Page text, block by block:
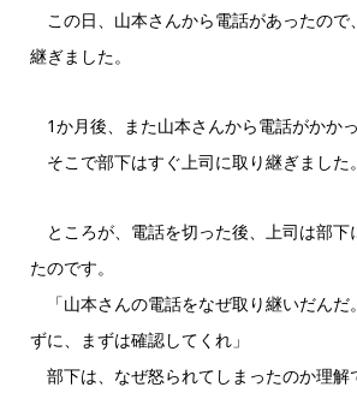
この日、山本さんから電話があったので
継ぎました。
1か月後、また山本さんから電話がかかっ
そこで部下はすぐ上司に取り継ぎました。
ところが、電話を切った後、上司は部下
たのです。
「山本さんの電話をなぜ取り継いだんだ
ずに、まずは確認してくれ」
部下は、なぜ怒られてしまったのか理解